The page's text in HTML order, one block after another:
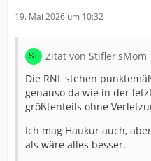
19. Mai 2026 um 10:32
Zitat von Stifler'sMom
Die RNL stehen
genauso da wie in der
größtenteils ohne
Ich mag Haukur auch,
als wäre alles besser.